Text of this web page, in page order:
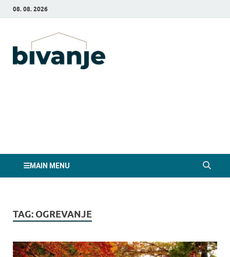
08. 08. 2026
MAIN MENU
TAG: OGREVANJE